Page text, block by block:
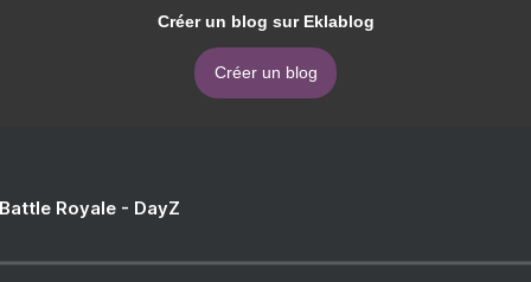
Créer un blog sur Eklablog
Créer un blog
Royale - DayZ